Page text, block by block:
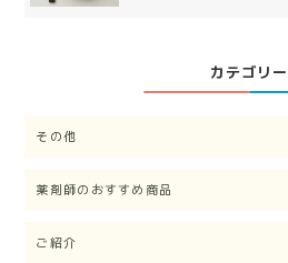
カテゴリー
その他
薬剤師のおすすめ商品
ご紹介